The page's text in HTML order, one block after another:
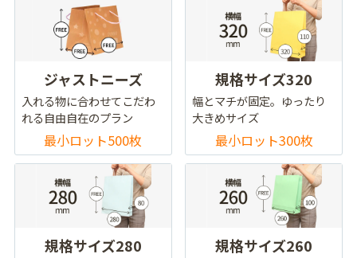
ジャストニーズ
入れる物に合わせてこだわ
れる自由自在のプラン
最小ロット500枚
規格サイズ320
幅とマチが固定。ゆったり
大きめサイズ
最小ロット300枚
規格サイズ280 規格サイズ260